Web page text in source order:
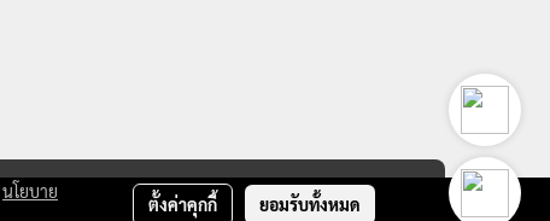
นโยบาย
ตั้งค่าคุกกี้ ยอมรับทั้งหมด